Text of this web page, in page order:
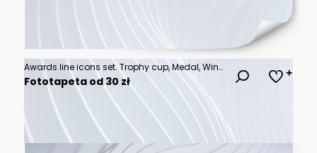
Awards line icons set. Trophy cup, Medal, Winner prize icon. Vector
Fototapeta od 30 zł